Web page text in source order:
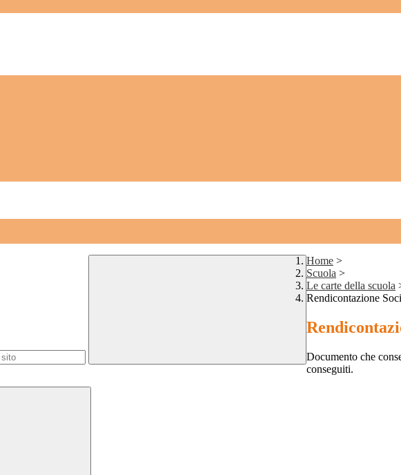
Home >
Scuola >
Le carte della scuola
Rendicontazione
Documento che
conseguiti.